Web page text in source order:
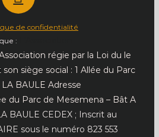
de confidentialité
:
régie par la Loi du le
son siège social : 1 Allée du Parc
BAULE Adresse
du Parc de Mesemena – Bât A
BAULE CEDEX ; Inscrit au
sous le numéro 823 553